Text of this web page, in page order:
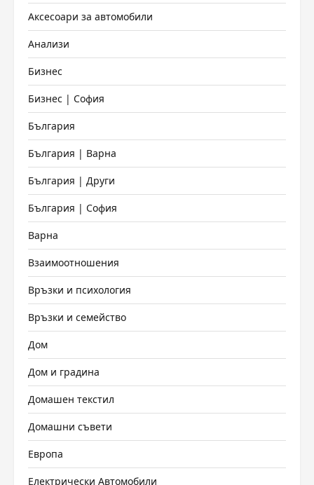
Аксесоари за автомобили
Анализи
Бизнес
Бизнес | София
България
България | Варна
България | Други
България | София
Варна
Взаимоотношения
Връзки и психология
Връзки и семейство
Дом
Дом и градина
Домашен текстил
Домашни съвети
Европа
Електрически Автомобили